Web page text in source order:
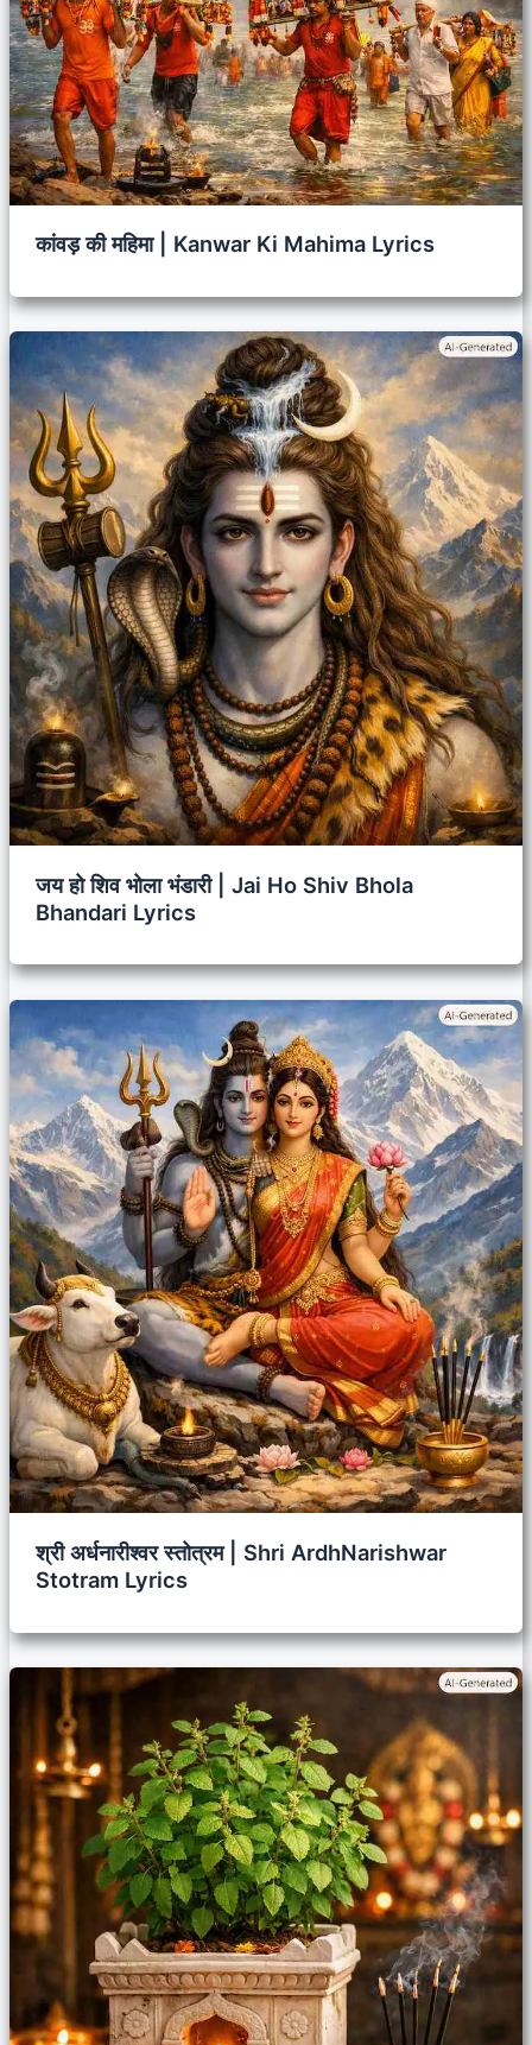
कांवड़ की महिमा | Kanwar Ki Mahima Lyrics
जय हो शिव भोला भंडारी | Jai Ho Shiv Bhola
Bhandari Lyrics
श्री अर्धनारीश्वर स्तोत्रम | Shri ArdhNarishwar
Stotram Lyrics